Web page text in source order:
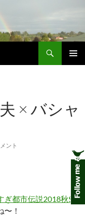
× バシャ
ント
ぎ都市伝説2018秋SP
！